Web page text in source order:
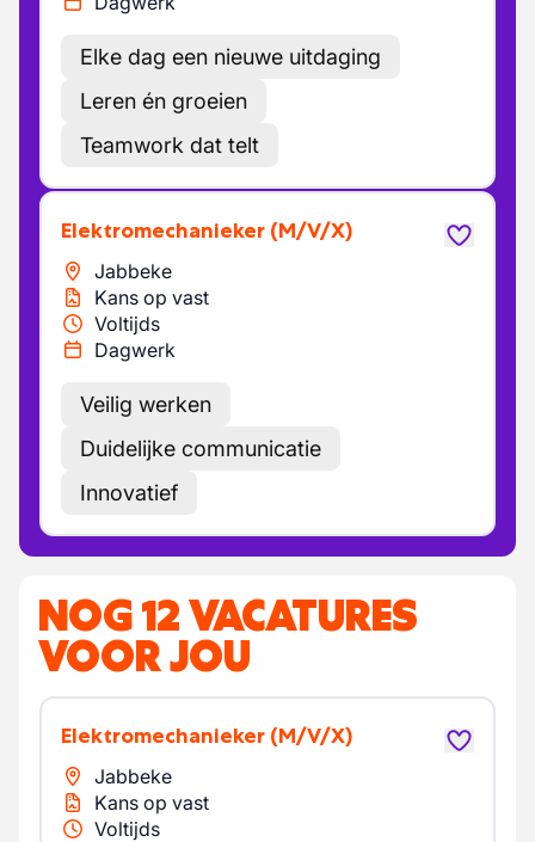
Elke dag een nieuwe uitdaging
Leren én groeien
Teamwork dat telt
Elektromechanieker (M/V/X)
Jabbeke
Kans op vast
Voltijds
Dagwerk
Veilig werken
Duidelijke communicatie
Innovatief
NOG 12 VACATURES
VOOR JOU
Elektromechanieker (M/V/X)
Jabbeke
Kans op vast
Voltijds